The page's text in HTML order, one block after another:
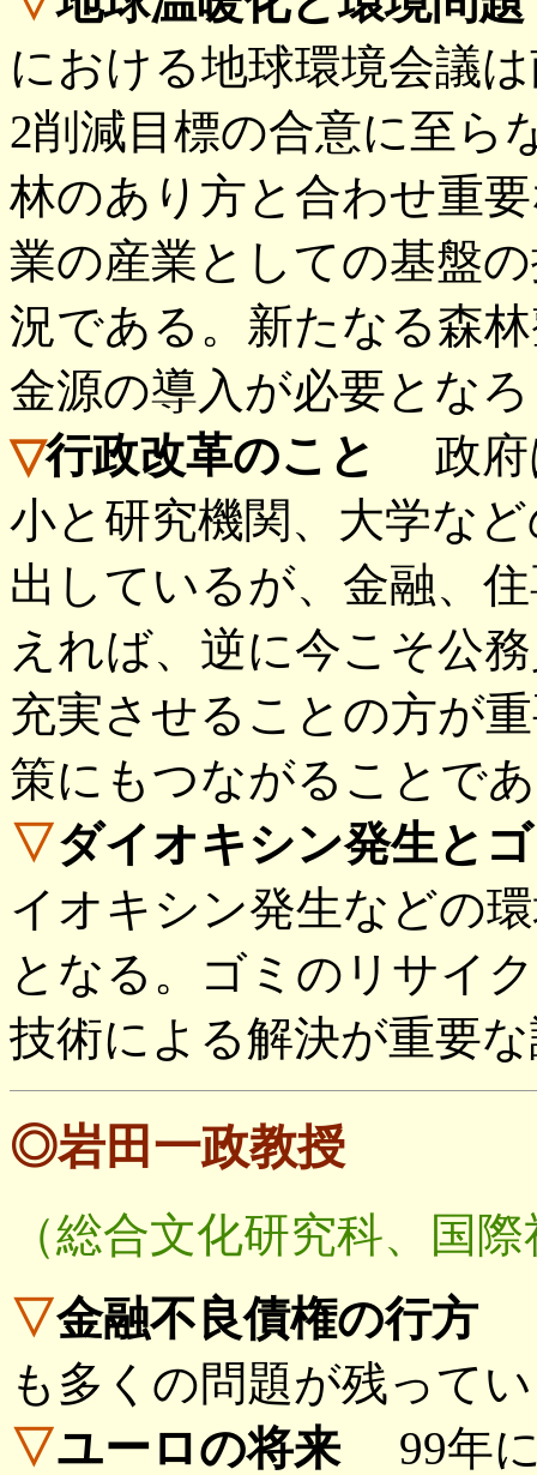
における地球環境会議
2削減目標の合意に至ら
林のあり方と合わせ重
業の産業としての基盤
況である。新たなる森
金源の導入が必要とな
▽行政改革のこと
政府
小と研究機関、大学な
出しているが、金融、
えれば、逆に今こそ公
充実させることの方が
策にもつながることで
▽ダイオキシン発生と
イオキシン発生などの
となる。ゴミのリサイ
技術による解決が重要
◎岩田一政教授
（総合文化研究科、国
▽金融不良債権の行方
も多くの問題が残って
▽ユーロの将来99年に